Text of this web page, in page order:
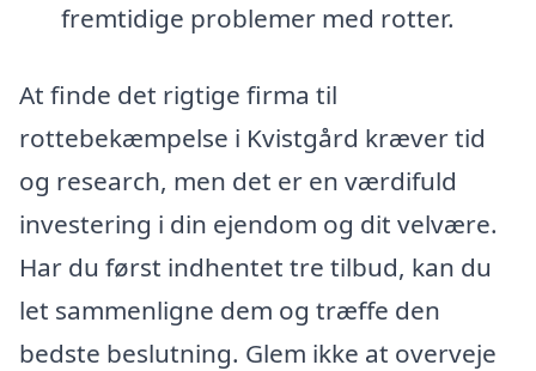
fremtidige problemer med rotter.
At finde det rigtige firma til
rottebekæmpelse i Kvistgård kræver tid
og research, men det er en værdifuld
investering i din ejendom og dit velvære.
Har du først indhentet tre tilbud, kan du
let sammenligne dem og træffe den
bedste beslutning. Glem ikke at overveje